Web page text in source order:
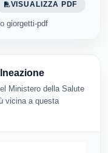
VISUALIZZA PDF
giorgetti-pdf
Ministero della Salute
vicina a questa